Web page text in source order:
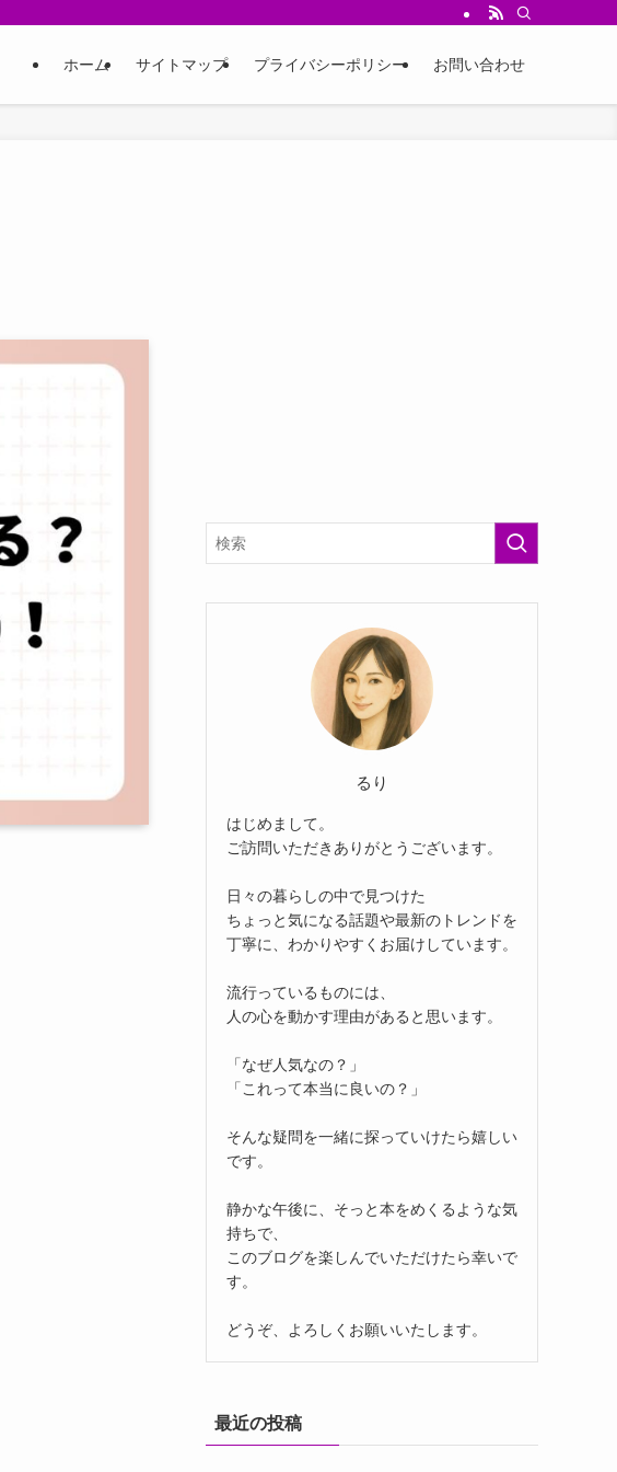
ホーム サイトマップ プライバシーポリシー お問い合わせ
るり
はじめまして。
ご訪問いただきありがとうございます。
日々の暮らしの中で見つけた
ちょっと気になる話題や最新のトレンドを
丁寧に、わかりやすくお届けしています。
流行っているものには、
人の心を動かす理由があると思います。
「なぜ人気なの？」
「これって本当に良いの？」
そんな疑問を一緒に探っていけたら嬉しい
です。
静かな午後に、そっと本をめくるような気
持ちで、
このブログを楽しんでいただけたら幸いで
す。
どうぞ、よろしくお願いいたします。
最近の投稿